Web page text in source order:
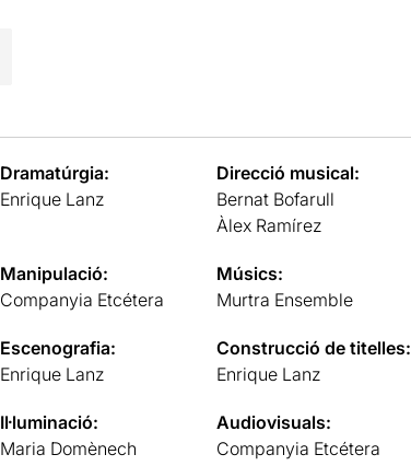
Dramatúrgia:
Enrique Lanz
Direcció musical:
Bernat Bofarull
Àlex Ramírez
Manipulació:
Companyia Etcétera
Músics:
Murtra Ensemble
Escenografia:
Enrique Lanz
Construcció de titelles:
Enrique Lanz
Il·luminació:
Maria Domènech
Audiovisuals:
Companyia Etcétera